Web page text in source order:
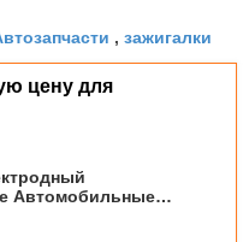
, зажигалки
цену для
Автомобильные